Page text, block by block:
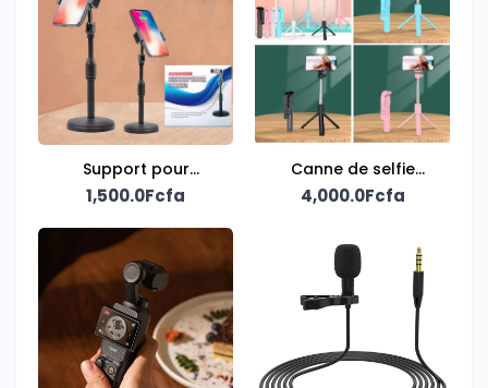
Support pour
téléphone
1,500.0Fcfa
Canne de selfie
extensible
4,000.0Fcfa